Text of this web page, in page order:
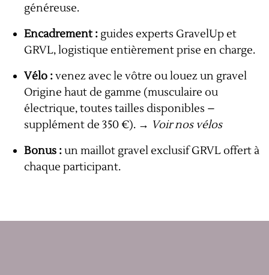
généreuse.
Encadrement : guides experts GravelUp et
GRVL, logistique entièrement prise en charge.
Vélo :venez avec le vôtre ou louez un gravel
Origine haut de gamme (musculaire ou
électrique, toutes tailles disponibles –
supplément de 350 €). → Voir nos vélos
Bonus :un maillot gravel exclusif GRVL offert à
chaque participant.